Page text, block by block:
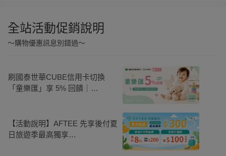
全站活動促銷說明
～購物優惠訊息別錯過～
刷國泰世華CUBE信用卡切換
「童樂匯」享 5% 回饋｜
【活動說明】AFTEE 先享後付夏
日旅遊季最高獨享